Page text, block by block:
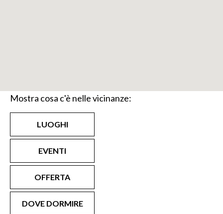
Mostra cosa c'è nelle vicinanze:
LUOGHI
EVENTI
OFFERTA
DOVE DORMIRE